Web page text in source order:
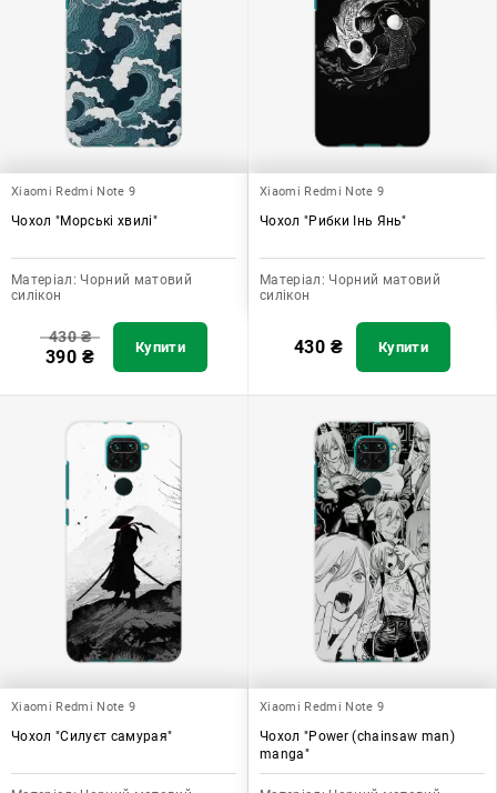
Xiaomi Redmi Note 9
Чохол "Морські хвилі"
Матеріал: Чорний матовий
силікон
430₴
390 ₴ Купити
Xiaomi Redmi Note 9
Чохол "Рибки Інь Янь"
Матеріал: Чорний матовий
силікон
430 ₴ Купити
Xiaomi Redmi Note 9
Чохол "Силуєт самурая"
Xiaomi Redmi Note 9
Чохол "Power (chainsaw man)
manga"